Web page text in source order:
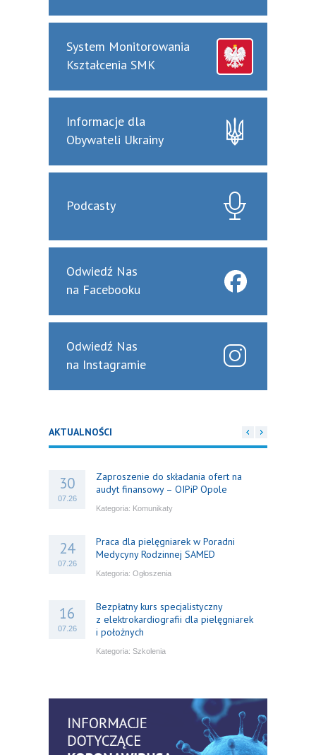
System Monitorowania
Kształcenia SMK
Informacje dla
Obywateli Ukrainy
Podcasty
Odwiedź Nas
na Facebooku
Odwiedź Nas
na Instagramie
AKTUALNOŚCI
30
07.26
Zaproszenie do składania ofert na
audyt finansowy – OIPiP Opole
Kategoria: Komunikaty
24
07.26
Praca dla pielęgniarek w Poradni
Medycyny Rodzinnej SAMED
Kategoria: Ogłoszenia
16
07.26
Bezpłatny kurs specjalistyczny
z elektrokardiografii dla pielęgniarek
i położnych
Kategoria: Szkolenia
praktyki – aktualny konsensus ekspertów
w dostępie naczyniowym
Kategoria:Szkolenia